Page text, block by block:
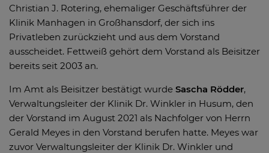
Christian J. Rotering, ehemaliger Geschäftsführer der
Klinik Manhagen in Großhansdorf, der sich ins
Privatleben zurückzieht und aus dem Vorstand
ausscheidet. Fettweiß gehört dem Vorstand als Beisitzer
bereits seit 2003 an.
Im Amt als Beisitzer bestätigt wurde Sascha Rödder,
Verwaltungsleiter der Klinik Dr. Winkler in Husum, den
der Vorstand im August 2021 als Nachfolger von Herrn
Gerald Meyes in den Vorstand berufen hatte. Meyes war
zuvor Verwaltungsleiter der Klinik Dr. Winkler und